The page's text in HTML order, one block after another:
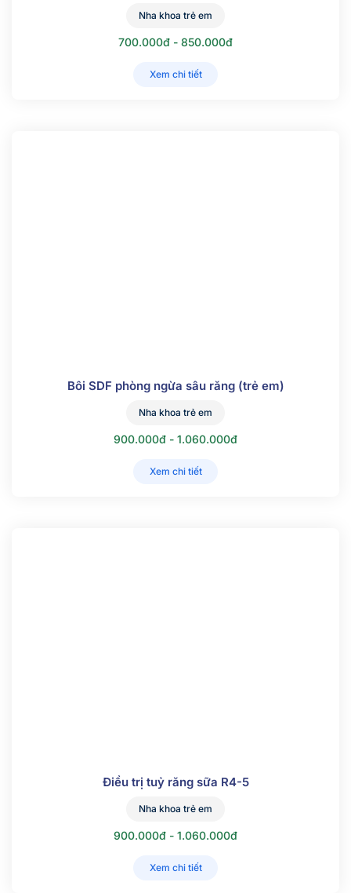
Nha khoa trẻ em
700.000đ - 850.000đ
Xem chi tiết
Bôi SDF phòng ngừa sâu răng (trẻ em)
Nha khoa trẻ em
900.000đ - 1.060.000đ
Xem chi tiết
Điều trị tuỷ răng sữa R4-5
Nha khoa trẻ em
900.000đ - 1.060.000đ
Xem chi tiết